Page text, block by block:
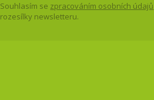
Souhlasím se zpracováním osobních údajů
rozesílky newsletteru.